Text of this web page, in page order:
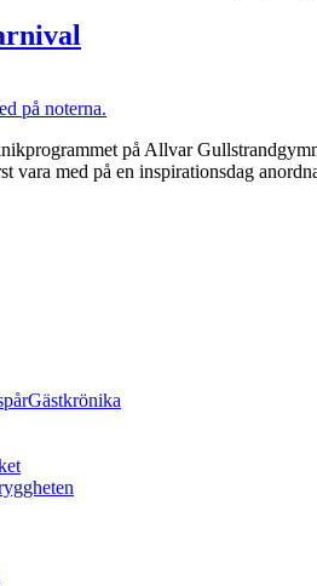
på Allvar
vara med på en inspirationsdag
Gästkrönika